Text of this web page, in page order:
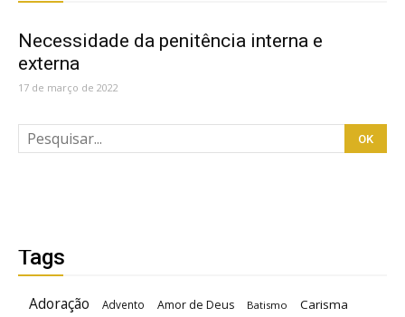
Necessidade da penitência interna e
externa
17 de março de 2022
Tags
Adoração Advento Amor de Deus Batismo Carisma